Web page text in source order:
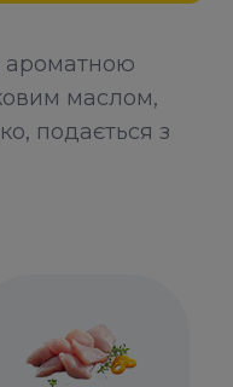
ароматною
маслом,
подається з